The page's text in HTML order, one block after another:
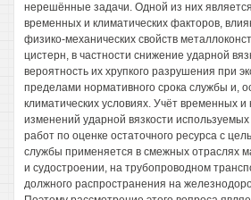
нерешённые задачи. Одной из них
временных и климатических факторов,
физико-механических свойств
цистерн, в частности снижение ударной
вероятность их хрупкого разрушения при
пределами нормативного срока службы и,
климатических условиях. Учёт временных и
изменений ударной вязкости
работ по оценке остаточного ресурса с
службы применяется в смежных отраслях
и судостроении, на трубопроводном
должного распространения на